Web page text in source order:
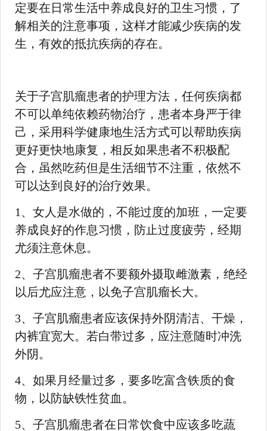
定要在日常生活中养成良好的卫生习惯，了
解相关的注意事项，这样才能减少疾病的发
生，有效的抵抗疾病的存在。
关于子宫肌瘤患者的护理方法，任何疾病都
不可以单纯依赖药物治疗，患者本身严于律
己，采用科学健康地生活方式可以帮助疾病
更好更快地康复，相反如果患者不积极配
合，虽然吃药但是生活细节不注重，依然不
可以达到良好的治疗效果。
1、女人是水做的，不能过度的加班，一定要
养成良好的作息习惯，防止过度疲劳，经期
尤须注意休息。
2、子宫肌瘤患者不要额外摄取雌激素，绝经
以后尤应注意，以免子宫肌瘤长大。
3、子宫肌瘤患者应该保持外阴清洁、干燥，
内裤宜宽大。若白带过多，应注意随时冲洗
外阴。
4、如果月经量过多，要多吃富含铁质的食
物，以防缺铁性贫血。
5、子宫肌瘤患者在日常饮食中应该多吃蔬